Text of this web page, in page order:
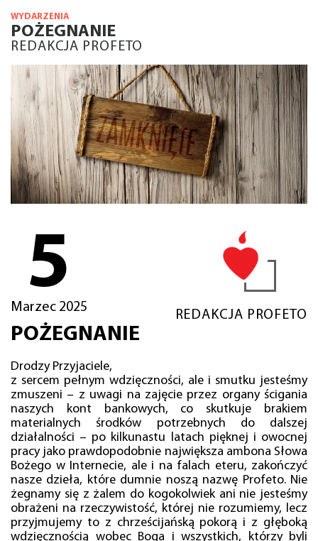
WYDARZENIA
POŻEGNANIE
REDAKCJA PROFETO
5
Marzec 2025
REDAKCJA PROFETO
POŻEGNANIE
Drodzy Przyjaciele,
z sercem pełnym wdzięczności, ale i smutku jesteśmy
zmuszeni – z uwagi na zajęcie przez organy ścigania
naszych kont bankowych, co skutkuje brakiem
materialnych środków potrzebnych do dalszej
działalności – po kilkunastu latach pięknej i owocnej
pracy jako prawdopodobnie największa ambona Słowa
Bożego w Internecie, ale i na falach eteru, zakończyć
nasze dzieła, które dumnie noszą nazwę Profeto. Nie
żegnamy się z żalem do kogokolwiek ani nie jesteśmy
obrażeni na rzeczywistość, której nie rozumiemy, lecz
przyjmujemy to z chrześcijańską pokorą i z głęboką
wdzięcznością wobec Boga i wszystkich, którzy byli